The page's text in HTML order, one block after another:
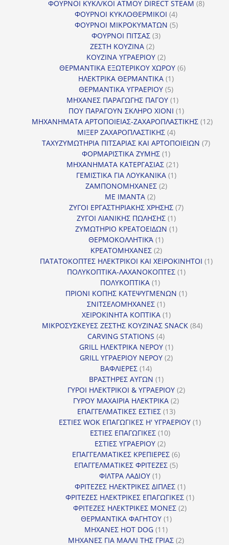
προϊόντα
ΦΟΥΡΝΟΙ ΚΥΚΛ/ΚΟΙ ΑΤΜΟΥ DIRECT STEAM 88
ΦΟΥΡΝΟΙ ΚΥΚΛΟΘΕΡΜΙΚΟΙ 44
προϊόντα
ΦΟΥΡΝΟΙ ΜΙΚΡΟΚΥΜΑΤΩΝ 55
ΦΟΥΡΝΟΙ ΠΙΤΣΑΣ 33
ΖΕΣΤΗ ΚΟΥΖΙΝΑ 22
προϊόντα
ΚΟΥΖΙΝΑ ΥΓΡΑΕΡΙΟΥ 22
προϊόντα
ΘΕΡΜΑΝΤΙΚΑ ΕΞΩΤΕΡΙΚΟΥ ΧΩΡΟΥ 66
ΗΛΕΚΤΡΙΚΑ ΘΕΡΜΑΝΤΙΚΑ 11
προϊόν
ΘΕΡΜΑΝΤΙΚΑ ΥΓΡΑΕΡΙΟΥ 55
προϊόντα
ΜΗΧΑΝΕΣ ΠΑΡΑΓΩΓΗΣ ΠΑΓΟΥ 11
προϊόν
ΠΟΥ ΠΑΡΑΓΟΥΝ ΣΚΛΗΡΟ ΧΙΟΝΙ 11
προϊόν
ΜΗΧΑΝΗΜΑΤΑ ΑΡΤΟΠΟΙΕΙΑΣ-ΖΑΧΑΡΟΠΛΑΣΤΙΚΗΣ 1212
ΜΙΞΕΡ ΖΑΧΑΡΟΠΛΑΣΤΙΚΗΣ 44
προϊόντα
ΤΑΧΥΖΥΜΩΤΗΡΙΑ ΠΙΤΣΑΡΙΑΣ ΚΑΙ ΑΡΤΟΠΟΙΕΙΩΝ 77
ΦΟΡΜΑΡΙΣΤΙΚΑ ΖΥΜΗΣ 11
προϊόν
ΜΗΧΑΝΗΜΑΤΑ ΚΑΤΕΡΓΑΣΙΑΣ 2121
προϊόντα
ΓΕΜΙΣΤΙΚΑ ΓΙΑ ΛΟΥΚΑΝΙΚΑ 11
ΖΑΜΠΟΝΟΜΗΧΑΝΕΣ 22
ΜΕ ΙΜΑΝΤΑ 22
προϊόντα
ΖΥΓΟΙ ΕΡΓΑΣΤΗΡΙΑΚΗΣ ΧΡΗΣΗΣ 77
ΖΥΓΟΙ ΛΙΑΝΙΚΗΣ ΠΩΛΗΣΗΣ 11
προϊόν
ΖΥΜΩΤΗΡΙΟ ΚΡΕΑΤΟΕΙΔΩΝ 11
ΘΕΡΜΟΚΟΛΛΗΤΙΚΆ 11
προϊόν
ΚΡΕΑΤΟΜΗΧΑΝΕΣ 22
προϊόντα
ΠΑΤΑΤΟΚΟΠΤΕΣ ΗΛΕΚΤΡΙΚΟΙ ΚΑΙ ΧΕΙΡΟΚΙΝΗΤΟΙ 11
ΠΟΛΥΚΟΠΤΙΚΑ-ΛΑΧΑΝΟΚΟΠΤΕΣ 11
ΠΟΛΥΚΟΠΤΙΚΑ 11
προϊόν
ΠΡΙΟΝΙ ΚΟΠΗΣ ΚΑΤΕΨΥΓΜΕΝΩΝ 11
ΣΝΙΤΣΕΛΟΜΗΧΑΝΕΣ 11
προϊόν
ΧΕΙΡΟΚΙΝΗΤΑ ΚΟΠΤΙΚΑ 11
προϊόν
ΜΙΚΡΟΣΥΣΚΕΥΕΣ ΖΕΣΤΗΣ ΚΟΥΖΙΝΑΣ SNACK 8484
CARVING STATIONS 44
προϊόντα
GRILL ΗΛΕΚΤΡΙΚΑ ΝΕΡΟΥ 11
προϊόν
GRILL ΥΓΡΑΕΡΙΟΥ ΝΕΡΟΥ 22
ΒΑΦΛΙΕΡΕΣ 1414
προϊόντα
ΒΡΑΣΤΗΡΕΣ ΑΥΓΩΝ 11
προϊόν
ΓΥΡΟΙ ΗΛΕΚΤΡΙΚΟΙ & ΥΓΡΑΕΡΙΟΥ 22
ΓΥΡΟΥ ΜΑΧΑΙΡΙΑ ΗΛΕΚΤΡΙΚΑ 22
ΕΠΑΓΓΕΛΜΑΤΙΚΕΣ ΕΣΤΙΕΣ 1313
προϊόντα
ΕΣΤΙΕΣ WOK ΕΠΑΓΩΓΙΚΕΣ Η' ΥΓΡΑΕΡΙΟΥ 11
ΕΣΤΙΕΣ ΕΠΑΓΩΓΙΚΕΣ 1010
ΕΣΤΙΕΣ ΥΓΡΑΕΡΙΟΥ 22
προϊόντα
ΕΠΑΓΓΕΛΜΑΤΙΚΕΣ ΚΡΕΠΙΕΡΕΣ 66
προϊόντα
ΕΠΑΓΓΕΛΜΑΤΙΚΕΣ ΦΡΙΤΕΖΕΣ 55
ΦΙΛΤΡΑ ΛΑΔΙΟΥ 11
προϊόν
ΦΡΙΤΕΖΕΣ ΗΛΕΚΤΡΙΚΕΣ ΔΙΠΛΕΣ 11
προϊόν
ΦΡΙΤΕΖΕΣ ΗΛΕΚΤΡΙΚΕΣ ΕΠΑΓΩΓΙΚΕΣ 11
ΦΡΙΤΕΖΕΣ ΗΛΕΚΤΡΙΚΕΣ ΜΟΝΕΣ 22
ΘΕΡΜΑΝΤΙΚΑ ΦΑΓΗΤΟΥ 11
ΜΗΧΑΝΕΣ HOT DOG 1111
προϊόντα
ΜΗΧΑΝΕΣ ΓΙΑ ΜΑΛΛΙ ΤΗΣ ΓΡΙΑΣ 22